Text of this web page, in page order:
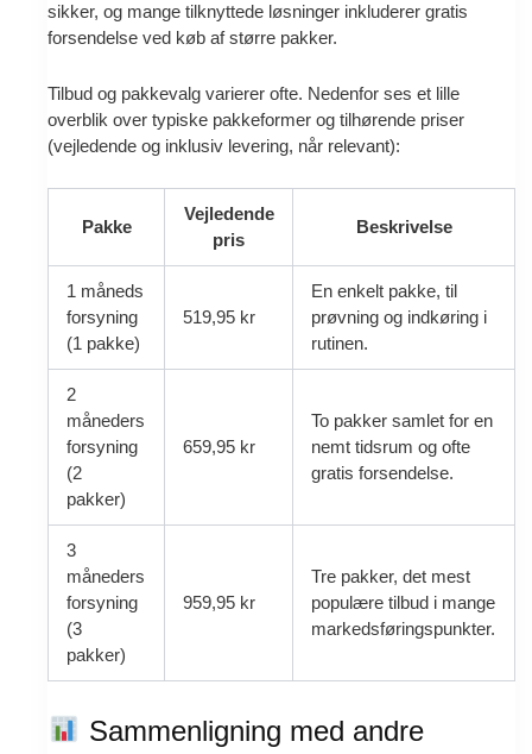
sikker, og mange tilknyttede løsninger inkluderer gratis
forsendelse ved køb af større pakker.
Tilbud og pakkevalg varierer ofte. Nedenfor ses et lille
overblik over typiske pakkeformer og tilhørende priser
(vejledende og inklusiv levering, når relevant):
Pakke
Vejledende
pris
Beskrivelse
1 måneds
forsyning
(1 pakke)
519,95 kr
En enkelt pakke, til
prøvning og indkøring i
rutinen.
2
måneders
forsyning
(2
pakker)
659,95 kr
To pakker samlet for en
nemt tidsrum og ofte
gratis forsendelse.
3
måneders
forsyning
(3
pakker)
959,95 kr
Tre pakker, det mest
populære tilbud i mange
markedsføringspunkter.
Sammenligning med andre